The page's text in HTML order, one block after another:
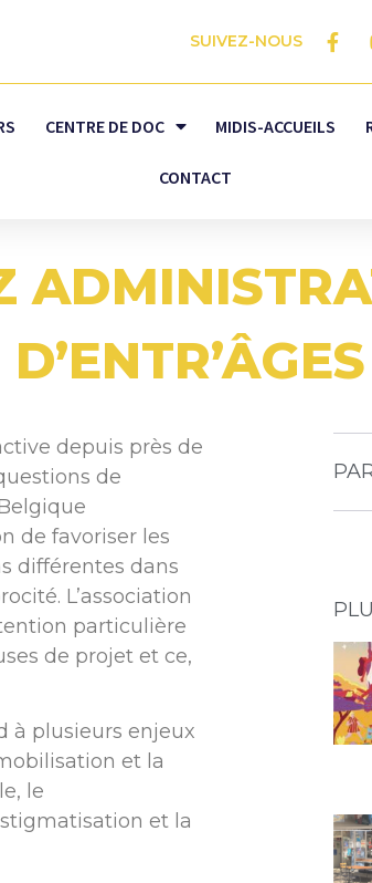
SUIVEZ-NOUS
CENTRE DE DOC MIDIS-ACCUEILS
CONTACT
D’ENTR’ÂGES
depuis près de
de
de favoriser les
différentes dans
L’association
particulière
de projet et ce,
à plusieurs enjeux
et la
le
et la